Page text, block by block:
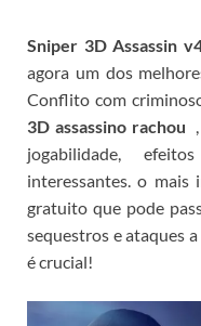
Sniper 3D Assassin
agora um dos
Conflito com
3D assassino rachou
jogabilidade,
interessantes.o mais
gratuito que pode
sequestros e ataques
é crucial!